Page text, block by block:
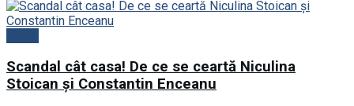
Scandal cât casa! De ce se ceartă Niculina
Stoican și Constantin Enceanu